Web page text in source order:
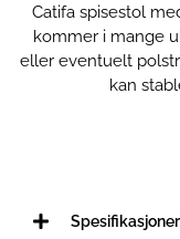
Catifa spisestol
kommer i mange
eller eventuelt
kan
Spesifikasjoner